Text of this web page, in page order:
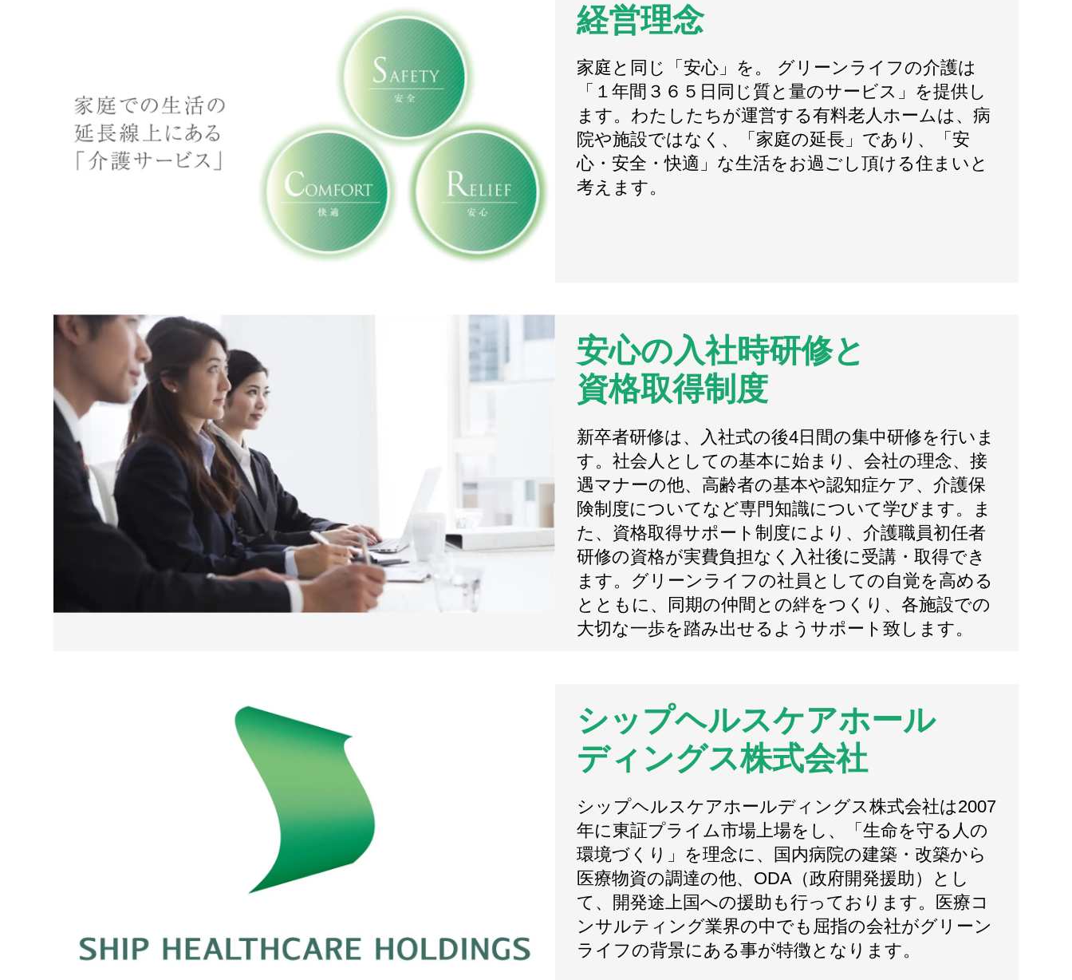
経営理念
家庭と同じ「安心」を。 グリーンライフの介護は
「１年間３６５日同じ質と量のサービス」を提供し
ます。わたしたちが運営する有料老人ホームは、病
院や施設ではなく、「家庭の延長」であり、「安
心・安全・快適」な生活をお過ごし頂ける住まいと
考えます。
安心の入社時研修と
資格取得制度
新卒者研修は、入社式の後4日間の集中研修を行いま
す。社会人としての基本に始まり、会社の理念、接
遇マナーの他、高齢者の基本や認知症ケア、介護保
険制度についてなど専門知識について学びます。ま
た、資格取得サポート制度により、介護職員初任者
研修の資格が実費負担なく入社後に受講・取得でき
ます。グリーンライフの社員としての自覚を高める
とともに、同期の仲間との絆をつくり、各施設での
大切な一歩を踏み出せるようサポート致します。
シップヘルスケアホール
ディングス株式会社
シップヘルスケアホールディングス株式会社は2007
年に東証プライム市場上場をし、「生命を守る人の
環境づくり」を理念に、国内病院の建築・改築から
医療物資の調達の他、ODA（政府開発援助）とし
て、開発途上国への援助も行っております。医療コ
ンサルティング業界の中でも屈指の会社がグリーン
ライフの背景にある事が特徴となります。